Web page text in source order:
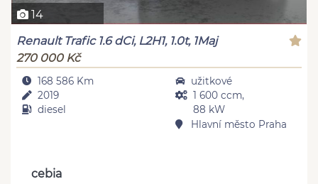
14
Renault Trafic 1.6 dCi, L2H1, 1.0t, 1Maj
270 000 Kč
168 586 Km
2019
diesel
užitkové
1 600 ccm,
88 kW
Hlavní město Praha
cebia